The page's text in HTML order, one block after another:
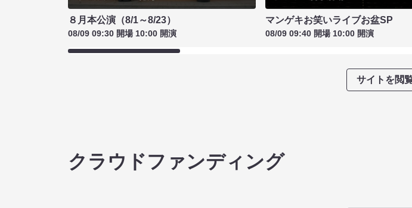
８月本公演（8/1～8/23）
08/09 09:30 開場 10:00 開演
マンゲキお笑いライブお盆SP
08/09 09:40 開場 10:00 開演
サイトを閲
クラウドファンディング